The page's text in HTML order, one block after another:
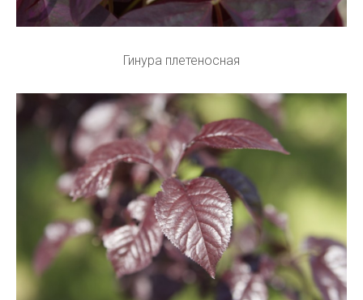
Гинура плетеносная